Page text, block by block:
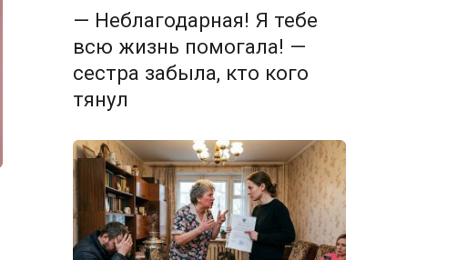
— Неблагодарная! Я тебе
всю жизнь помогала! —
сестра забыла, кто кого
тянул